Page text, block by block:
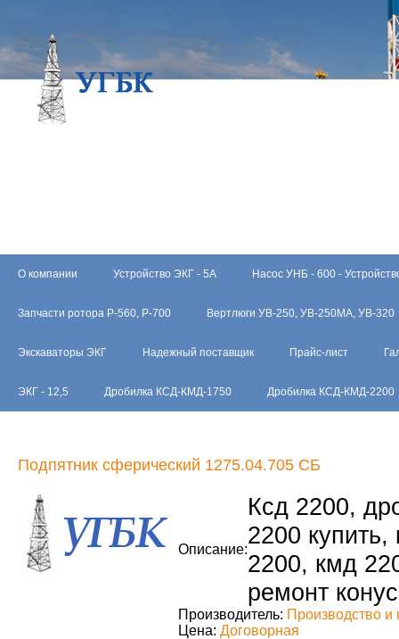
О компании Устройство ЭКГ - 5А Насос УНБ - 600 -
Запчасти ротора Р-560, Р-700 Вертлюги УВ-250, УВ-250МА, УВ-320
Экскаваторы ЭКГ Надежный поставщик Прайс-лист
ЭКГ - 12,5 Дробилка КСД-КМД-1750 Дробилка КСД-КМД-2200
Подпятник сферический 1275.04.705 СБ
Описание:
Ксд 2200,
2200
2200, кмд
ремонт
Производитель: Производство и
Цена: Договорная